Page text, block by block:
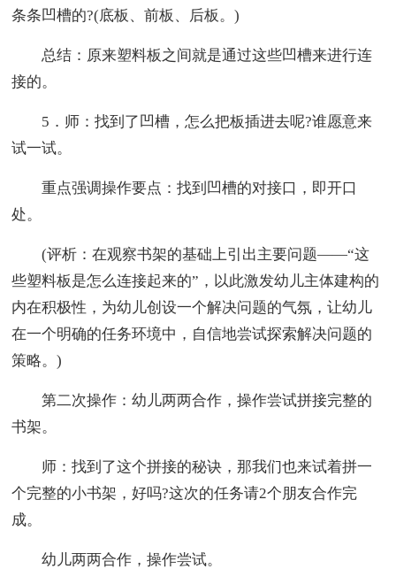
条条凹槽的?(底板、前板、后板。)
总结：原来塑料板之间就是通过这些凹槽来进行连
接的。
5．师：找到了凹槽，怎么把板插进去呢?谁愿意来
试一试。
重点强调操作要点：找到凹槽的对接口，即开口
处。
(评析：在观察书架的基础上引出主要问题——“这
些塑料板是怎么连接起来的”，以此激发幼儿主体建构的
内在积极性，为幼儿创设一个解决问题的气氛，让幼儿
在一个明确的任务环境中，自信地尝试探索解决问题的
策略。)
第二次操作：幼儿两两合作，操作尝试拼接完整的
书架。
师：找到了这个拼接的秘诀，那我们也来试着拼一
个完整的小书架，好吗?这次的任务请2个朋友合作完
成。
幼儿两两合作，操作尝试。